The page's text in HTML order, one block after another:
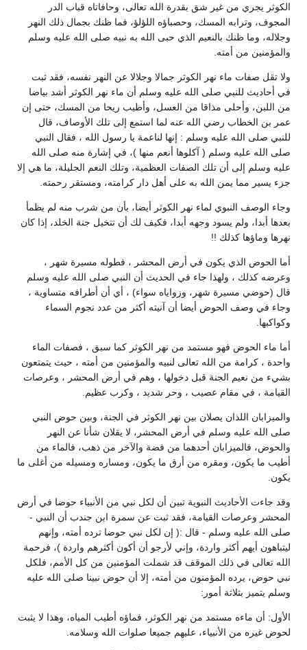
الكوثر يجري من غير شق بقدرة الله تعالى، وحافاتاه قباب الدر
المجوف، وترابه المسك، وحصباؤه اللؤلؤ، فما ظنك بجمال ذلك النهر
وجلاله، وما ظنك بالنعيم الذي حبى الله به نبيه صلى الله عليه وسلم
والمؤمنين من أمته.
ولا تقل صفات ماء نهر الكوثر جمالا وجلالا عن النهر نفسه، فقد ثبت
في أحاديث للنبي صلى الله عليه وسلم أن ماء نهر الكوثر أشد بياضا
من اللبن، وأحلى مذاقا من العسل، وأطيب ريحا من المسك، حتى إن
عمر بن الخطاب رضي الله عنه لما استمع إلى تلك الأوصاف، قال
للنبي صلى الله عليه وسلم : إنها لناعمة يا رسول الله ، فقال النبي
صلى الله عليه وسلم ( آكلوها أنعم منها )، في إشارة منه صلى الله
عليه وسلم إلى أن تلك الصفات العظمية، وتلك النعم الجليلة، ما هي إلا
جزء يسير مما يمن الله به على أهل دار كرامته، ومستقر رحمته.
وجاء الوصف النبوي لماء نهر الكوثر أيضا، بأن من شرب منه لم يظمأ
بعدها أبدا، ولم يسود وجهه أبدا، فكيف لك أن تتخيل جنة الخلد، إذا كان
نهرها وماؤها كذلك !!
أما الحوض الذي يكون في أرض المحشر ، فطوله مسيرة شهر ،
وعرضه كذلك ، ولهذا جاء في الحديث أن النبي صلى الله عليه وسلم
قال (حوضي مسيرة شهر، وزواياه سواء) ، أي أن أطرافه متساوية ،
وجاء في وصف الحوض أيضا أن آنيته أكثر من عدد نجوم السماء
وكواكبها.
أما ماء الحوض فهو مستمد من نهر الكوثر كما سبق ، فصفات الماء
واحدة ، كرامة من الله تعالى لنبيه والمؤمنين من أمته ، حيث يتمتعون
بشيء من نعيم الجنة قبل دخولها ، وهم في أرض المحشر ، وعرصات
القيامة ، في مقام عصيب ، وحر شديد ، وكرب عظيم.
والميزابان اللذان يصلان بين نهر الكوثر في الجنة، وبين حوض النبي
صلى الله عليه وسلم في أرض المحشر، لا يقلان شأنا عن النهر
والحوض، فالميزابان أحدهما من فضة والآخر من ذهب، فالماء من
أطيب ما يكون، ومقره من أرق ما يكون، ومساره ومسيله من أغلى ما
يكون.
وقد جاءت الأحاديث النبوية تبين أن لكل نبي من الأنبياء حوضا في أرض
المحشر وعرصات القيامة، فقد ثبت عن سمرة ابن جندب أن النبي -
صلى الله عليه وسلم - قال :( إن لكل نبي حوضا ترده أمته، وإنهم
ليتباهون أيهم أكثر واردة، وإني لأرجو أن أكون أكثرهم واردة )، فرحمة
الله تعالى في ذلك الموقف قد شملت المؤمنين من كل الأمم، فلكل
نبي حوض، يرده المؤمنون من أمته، إلا أن حوض نبينا صلى الله عليه
وسلم يتميز بثلاثة أمور:
الأول: أن ماءه مستمد من نهر الكوثر، فماؤه أطيب المياه، وهذا لا يثبت
لحوض غيره من الأنبياء، عليهم جميعا صلوات الله وسلامه.